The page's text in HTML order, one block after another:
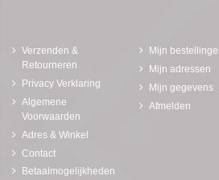
Verzenden &
Retourneren
Privacy Verklaring
Algemene
Voorwaarden
Adres & Winkel
Contact
Betaalmogelijkheden
Mijn
Mijn adressen
Mijn gegevens
Afmelden